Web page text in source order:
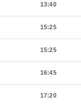
13:40
15:25
15:25
16:45
17:20